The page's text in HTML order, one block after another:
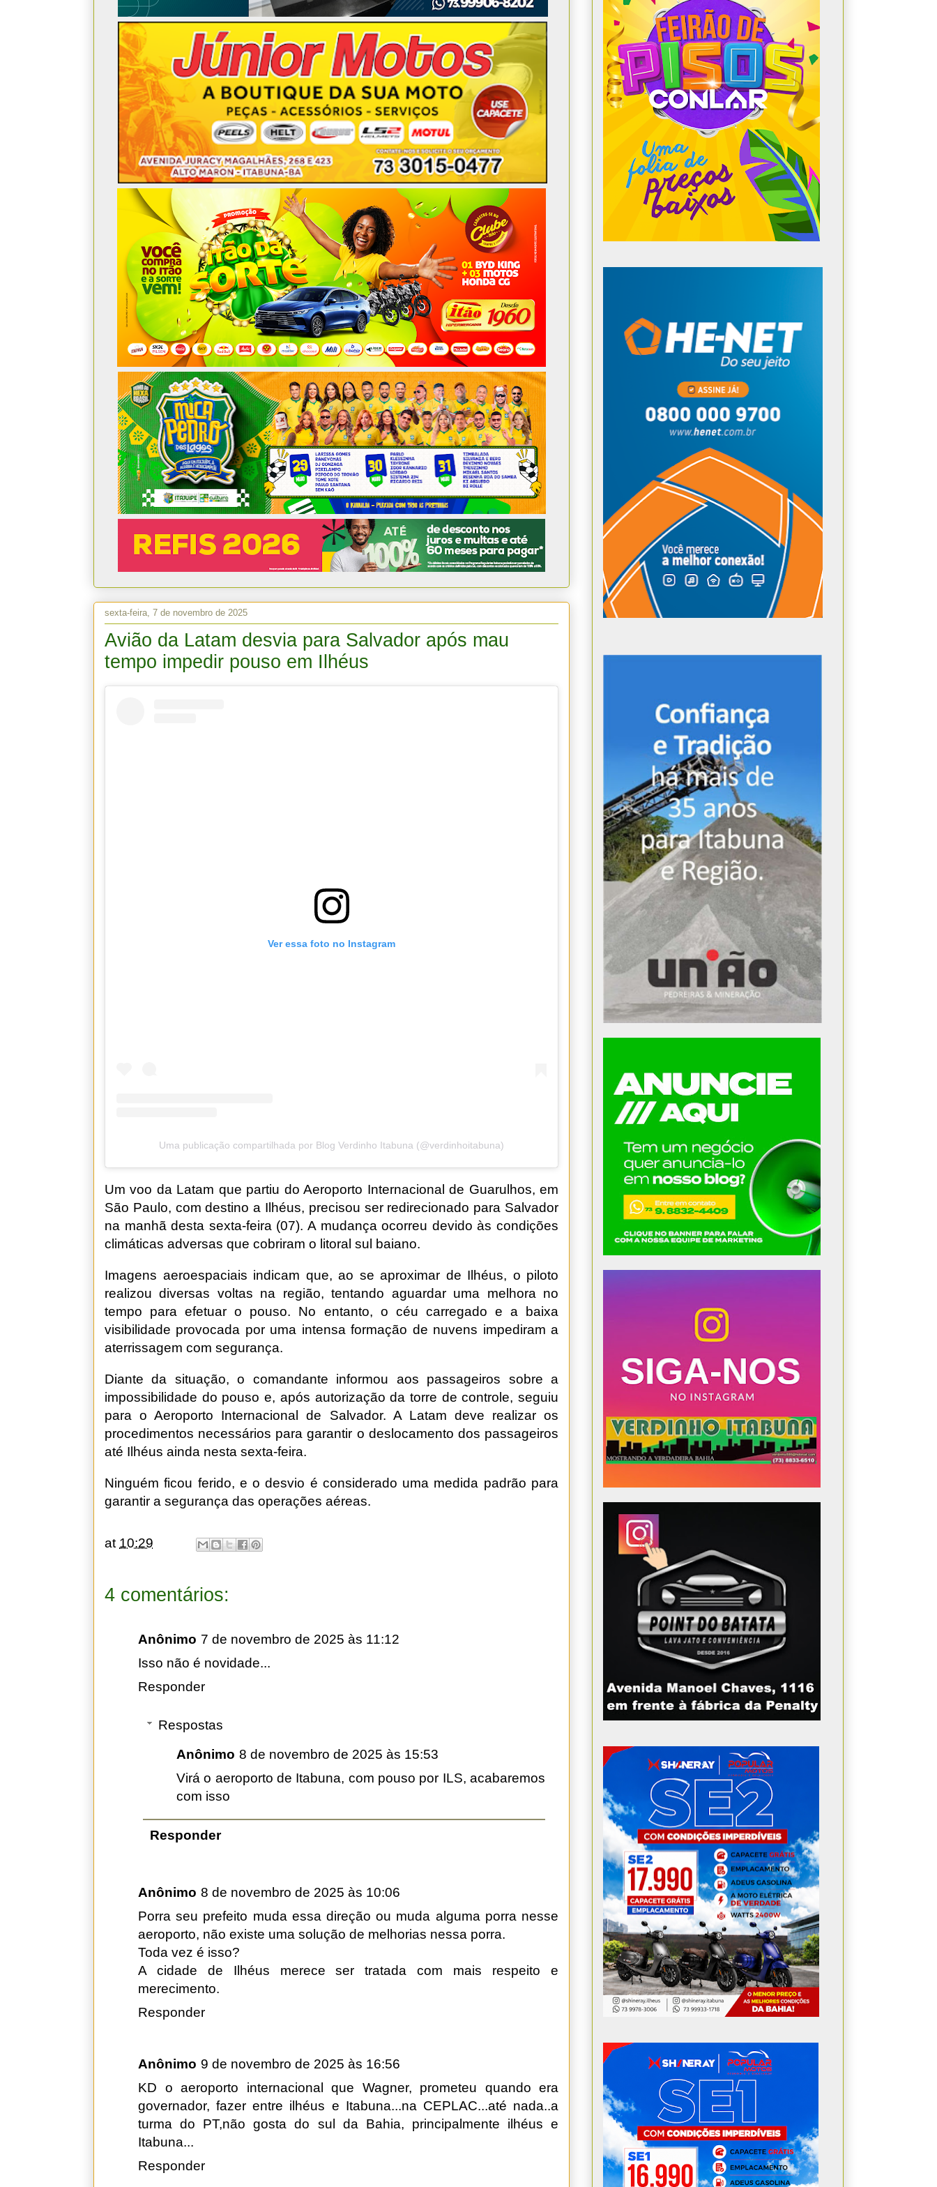
sexta-feira, 7 de novembro de 2025
Avião da Latam desvia para Salvador após mau
tempo impedir pouso em Ilhéus
Ver essa foto no Instagram
Uma publicação compartilhada por Blog Verdinho Itabuna (@verdinhoitabuna)
Um voo da Latam que partiu do Aeroporto Internacional de Guarulhos, em
São Paulo, com destino a Ilhéus, precisou ser redirecionado para Salvador
na manhã desta sexta-feira (07). A mudança ocorreu devido às condições
climáticas adversas que cobriram o litoral sul baiano.
Imagens aeroespaciais indicam que, ao se aproximar de Ilhéus, o piloto
realizou diversas voltas na região, tentando aguardar uma melhora no
tempo para efetuar o pouso. No entanto, o céu carregado e a baixa
visibilidade provocada por uma intensa formação de nuvens impediram a
aterrissagem com segurança.
Diante da situação, o comandante informou aos passageiros sobre a
impossibilidade do pouso e, após autorização da torre de controle, seguiu
para o Aeroporto Internacional de Salvador. A Latam deve realizar os
procedimentos necessários para garantir o deslocamento dos passageiros
até Ilhéus ainda nesta sexta-feira.
Ninguém ficou ferido, e o desvio é considerado uma medida padrão para
garantir a segurança das operações aéreas.
at 10:29
4 comentários:
Anônimo 7 de novembro de 2025 às 11:12
Isso não é novidade...
Responder
Respostas
Anônimo 8 de novembro de 2025 às 15:53
Virá o aeroporto de Itabuna, com pouso por ILS, acabaremos
com isso
Responder
Anônimo 8 de novembro de 2025 às 10:06
Porra seu prefeito muda essa direção ou muda alguma porra nesse
aeroporto, não existe uma solução de melhorias nessa porra.
Toda vez é isso?
A cidade de Ilhéus merece ser tratada com mais respeito e
merecimento.
Responder
Anônimo 9 de novembro de 2025 às 16:56
KD o aeroporto internacional que Wagner, prometeu quando era
governador, fazer entre ilhéus e Itabuna...na CEPLAC...até nada..a
turma do PT,não gosta do sul da Bahia, principalmente ilhéus e
Itabuna...
Responder